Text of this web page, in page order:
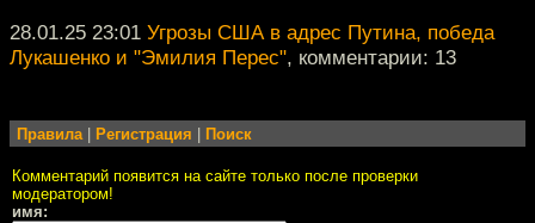
28.01.25 23:01 Угрозы США в адрес Путина, победа
Лукашенко и "Эмилия Перес", комментарии: 13
Правила| Регистрация Поиск
Комментарий появится на сайте только после проверки
модератором!
имя: